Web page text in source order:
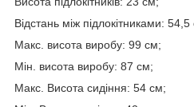
Відстань між підлокітниками: 54,5
Макс. висота виробу: 99 см;
Мін. висота виробу: 87 см;
Макс. Висота сидіння: 54 см;